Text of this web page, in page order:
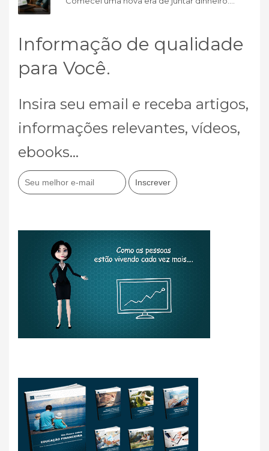
Informação de qualidade
para Você.
Insira seu email e receba artigos,
informações relevantes, vídeos,
ebooks...